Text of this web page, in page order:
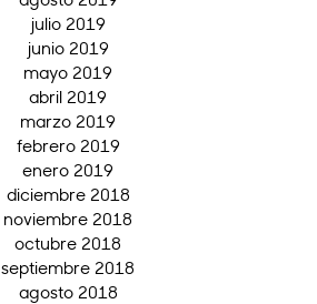
julio 2019
junio 2019
mayo 2019
abril 2019
marzo 2019
febrero 2019
enero 2019
diciembre 2018
noviembre 2018
octubre 2018
septiembre 2018
agosto 2018